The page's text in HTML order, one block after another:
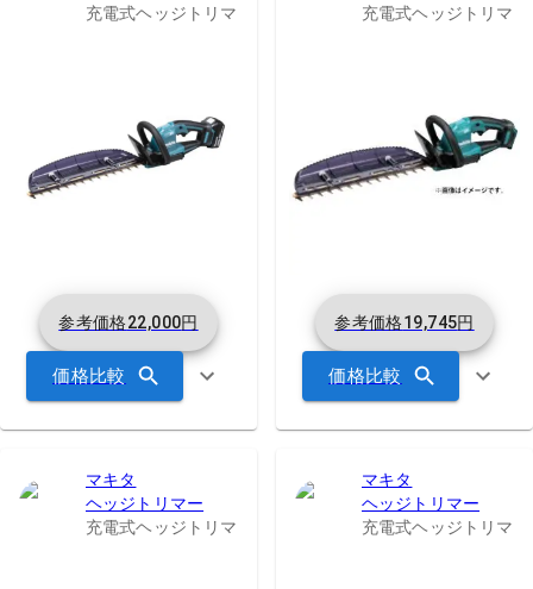
充電式ヘッジトリマ
参考価格22,000円
価格比較
充電式ヘッジトリマ
参考価格19,745円
価格比較
マキタ
ヘッジトリマー
充電式ヘッジトリマ
マキタ
ヘッジトリマー
充電式ヘッジトリマ